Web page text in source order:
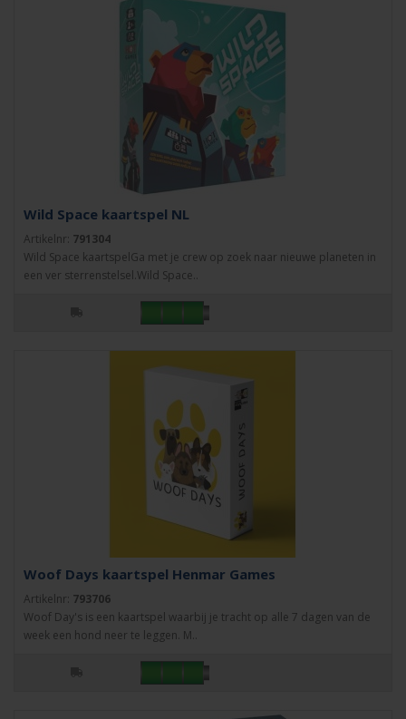
Wild Space kaartspel NL
Artikelnr: 791304
Wild Space kaartspelGa met je crew op zoek naar nieuwe planeten in
een ver sterrenstelsel.Wild Space..
Woof Days kaartspel Henmar Games
Artikelnr: 793706
Woof Day's is een kaartspel waarbij je tracht op alle 7 dagen van de
week een hond neer te leggen. M..